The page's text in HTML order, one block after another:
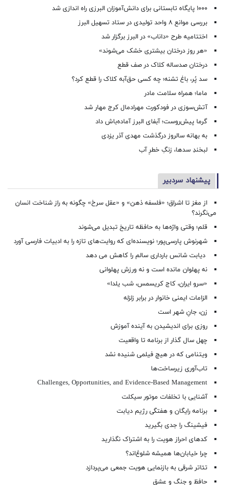
۱۰۰۰ پایگاه تابستانی برای دانش‌آموزان البرزی راه اندازی شد
بررسی موانع ۸ واحد تولیدی در ستاد تسهیل البرز
اختتامیه طرح «داناب» در البرز برگزار شد
«هر روز درختان بیشتری خشک می‌شوند»
درختان صدساله کلاک در صف قطع
سد پُر، باغ تشنه؛ چه کسی حق‌آبه کلاک را قطع کرد؟
ماما؛ همراه سلامت مادر
آتش‌سوزی در فودکورت مهرادمال کرج مهار شد
گرما پیش‌روست؛ آبفای البرز آماده‌باش داد
به بهانه سالروز درگذشت مهدی آذر یزدی
لبخندِ سدها، زنگِ خطرِ آب
پیشنهاد سردبیر
از مغز تا اشراق؛ «فلسفه ذهن» و «عقل سرخ» چگونه به راز شناخت انسان
می‌نگرند؟
قلم؛ وقتی واژه‌ها به حافظه تاریخ تبدیل می‌شوند
شهرنوش پارسی‌پور؛ نویسنده‌ای که روایت‌های تازه را به ادبیات فارسی آورد
دیابت شانس بارداری سالم را کاهش می دهد
نه پهلوان مانده است و نه ورزش پهلوانی
«سرو ایران، کاج کریسمس، شب یلدا»
الزامات ایمنی خانوار در برابر زلزله
زن، جانِ شهر است
روزی برای اندیشیدن به آینده آموزش
چهل سال گذار از برنامه تا واقعیت
ویتنامی که در هیچ فیلمی شنیده نشد
تاب‌آوری زیرساخت‌ها
Challenges, Opportunities, and Evidence-Based Management
آشنایی با تخلفات موتور سیکلت
برنامه رایگان و هفتگی رژیم دیابت
فیشینگ را جدی بگیرید
کدهای احراز هویت را به اشتراک نگذارید
چرا خیابان‌ها همیشه شلوغ‌اند؟
تئاتر شرقی به بازنمایی هویت جمعی می‌پردازد
حافظ و جنگ و عشق